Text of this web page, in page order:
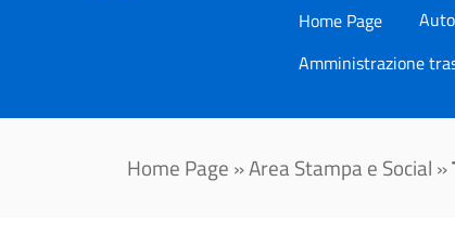
Home Page
Amministrazione
Home Page »Area Stampa e Social »